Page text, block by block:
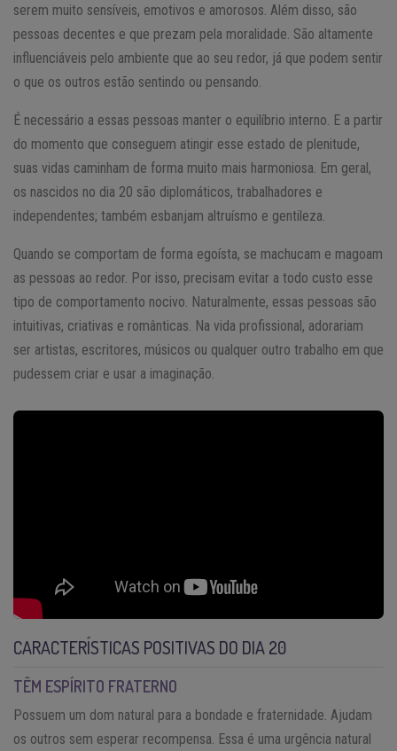
serem muito sensíveis, emotivos e amorosos. Além disso, são
pessoas decentes e que prezam pela moralidade. São altamente
influenciáveis pelo ambiente que ao seu redor, já que podem sentir
o que os outros estão sentindo ou pensando.
É necessário a essas pessoas manter o equilíbrio interno. E a partir
do momento que conseguem atingir esse estado de plenitude,
suas vidas caminham de forma muito mais harmoniosa. Em geral,
os nascidos no dia 20 são diplomáticos, trabalhadores e
independentes; também esbanjam altruísmo e gentileza.
Quando se comportam de forma egoísta, se machucam e magoam
as pessoas ao redor. Por isso, precisam evitar a todo custo esse
tipo de comportamento nocivo. Naturalmente, essas pessoas são
intuitivas, criativas e românticas. Na vida profissional, adorariam
ser artistas, escritores, músicos ou qualquer outro trabalho em que
pudessem criar e usar a imaginação.
CARACTERÍSTICAS POSITIVAS DO DIA 20
TÊM ESPÍRITO FRATERNO
Possuem um dom natural para a bondade e fraternidade. Ajudam
os outros sem esperar recompensa. Essa é uma urgência natural